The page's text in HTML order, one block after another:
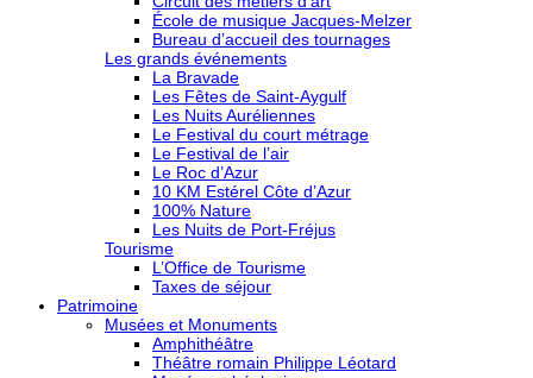
École de musique Jacques-Melzer
Bureau d’accueil des tournages
Les grands événements
La Bravade
Les Fêtes de Saint-Aygulf
Les Nuits Auréliennes
Le Festival du court métrage
Le Festival de l’air
Le Roc d’Azur
10 KM Estérel Côte d’Azur
100% Nature
Les Nuits de Port-Fréjus
Tourisme
L’Office de Tourisme
Taxes de séjour
Patrimoine
Musées et Monuments
Amphithéâtre
Théâtre romain Philippe Léotard